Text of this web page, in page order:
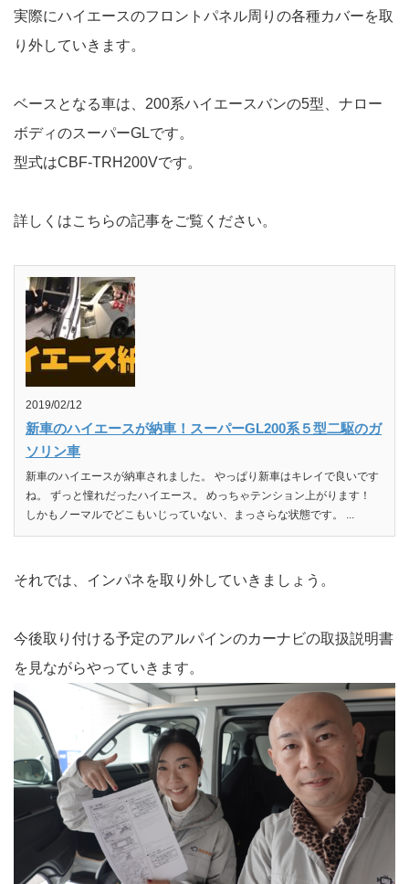
実際にハイエースのフロントパネル周りの各種カバーを取
り外していきます。
ベースとなる車は、200系ハイエースバンの5型、ナロー
ボディのスーパーGLです。
型式はCBF-TRH200Vです。
詳しくはこちらの記事をご覧ください。
2019/02/12
新車のハイエースが納車！スーパーGL200系５型二駆のガ
ソリン車
新車のハイエースが納車されました。 やっぱり新車はキレイで良いです
ね。 ずっと憧れだったハイエース。 めっちゃテンション上がります！
しかもノーマルでどこもいじっていない、まっさらな状態です。 ...
それでは、インパネを取り外していきましょう。
今後取り付ける予定のアルパインのカーナビの取扱説明書
を見ながらやっていきます。